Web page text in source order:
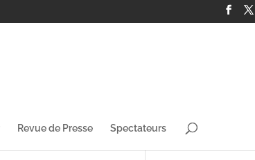
Revue de Presse Spectateurs